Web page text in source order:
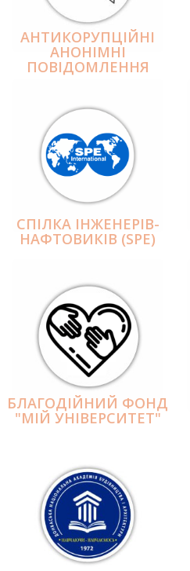
АНТИКОРУПЦІЙНІ
АНОНІМНІ
ПОВІДОМЛЕННЯ
СПІЛКА ІНЖЕНЕРІВ-
НАФТОВИКІВ (SPE)
БЛАГОДІЙНИЙ ФОНД
"МІЙ УНІВЕРСИТЕТ"